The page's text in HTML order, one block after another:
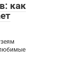
как